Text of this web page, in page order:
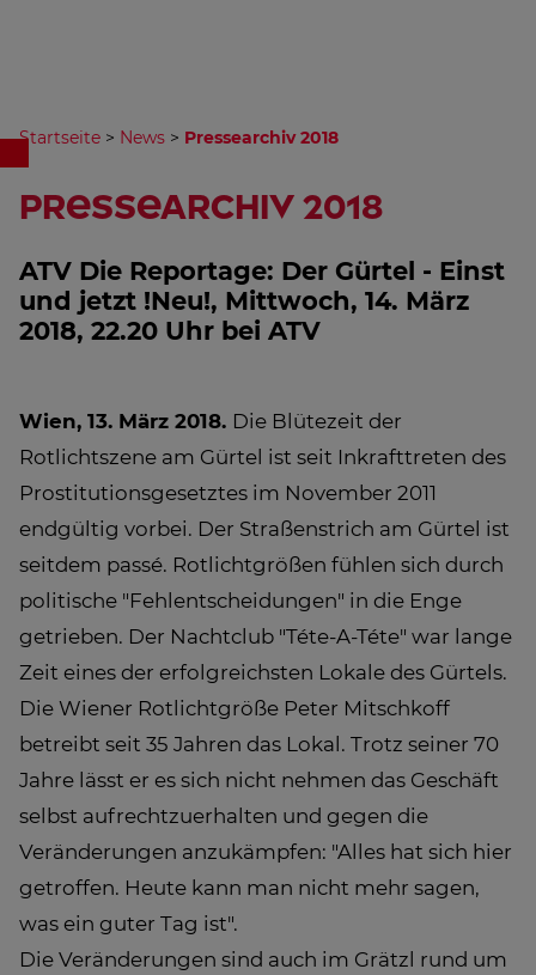
Startseite > News > Pressearchiv 2018
Pressearchiv 2018
ATV Die Reportage: Der Gürtel - Einst
und jetzt !Neu!, Mittwoch, 14. März
2018, 22.20 Uhr bei ATV
Wien, 13. März 2018. Die Blütezeit der
Rotlichtszene am Gürtel ist seit Inkrafttreten des
Prostitutionsgesetztes im November 2011
endgültig vorbei. Der Straßenstrich am Gürtel ist
seitdem passé. Rotlichtgrößen fühlen sich durch
politische "Fehlentscheidungen" in die Enge
getrieben. Der Nachtclub "Téte-A-Téte" war lange
Zeit eines der erfolgreichsten Lokale des Gürtels.
Die Wiener Rotlichtgröße Peter Mitschkoff
betreibt seit 35 Jahren das Lokal. Trotz seiner 70
Jahre lässt er es sich nicht nehmen das Geschäft
selbst aufrechtzuerhalten und gegen die
Veränderungen anzukämpfen: "Alles hat sich hier
getroffen. Heute kann man nicht mehr sagen,
was ein guter Tag ist".
Die Veränderungen sind auch im Grätzl rund um